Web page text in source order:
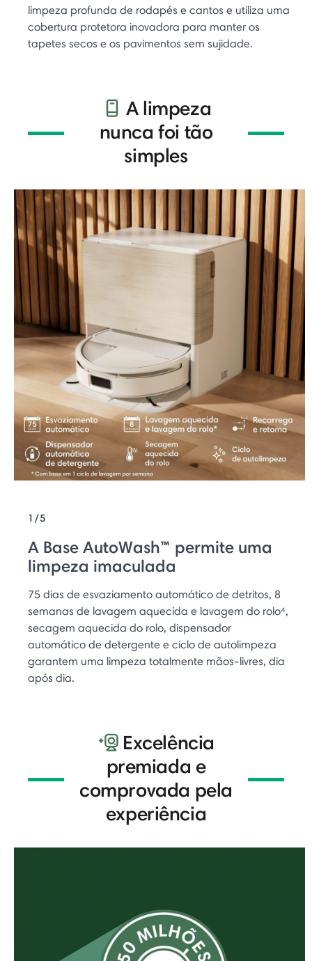
limpeza profunda de rodapés e cantos e utiliza uma
cobertura protetora inovadora para manter os
tapetes secos e os pavimentos sem sujidade.
A limpeza
nunca foi tão
simples
1/5
A Base AutoWash™ permite uma
limpeza imaculada
75 dias de esvaziamento automático de detritos, 8
semanas de lavagem aquecida e lavagem do rolo⁴,
secagem aquecida do rolo, dispensador
automático de detergente e ciclo de autolimpeza
garantem uma limpeza totalmente mãos-livres, dia
após dia.
Excelência
premiada e
comprovada pela
experiência